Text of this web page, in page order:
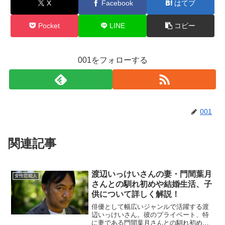
X Facebook はてブ
Pocket LINE コピー
001をフォローする
001
関連記事
女性芸能人
渡辺いっけいさんの妻・門間葉月
さんとの馴れ初めや結婚生活、子
供について詳しく解説！
俳優として幅広いジャンルで活躍する渡
辺いっけいさん。彼のプライベート、特
に妻である門間葉月さんとの馴れ初めや